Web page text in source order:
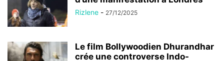
Rizlene - 27/12/2025
Le film Bollywoodien Dhurandhar
crée une controverse Indo-